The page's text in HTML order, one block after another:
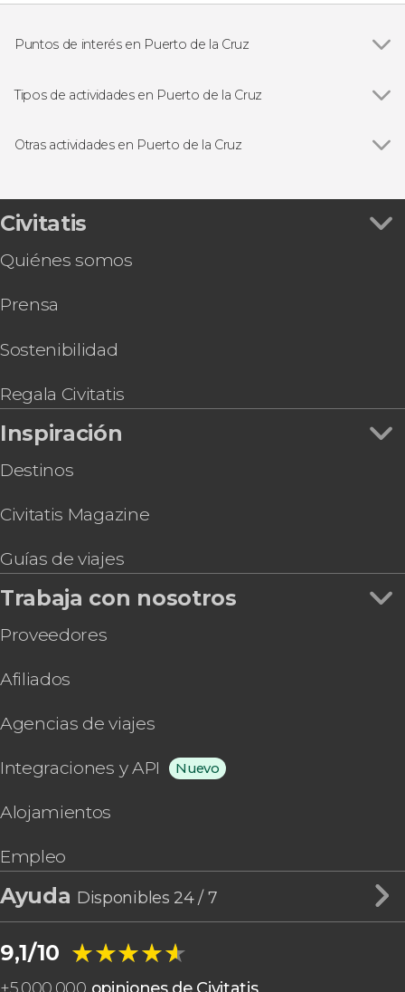
Puntos de interés en Puerto de la Cruz
Tipos de actividades en Puerto de la Cruz
Excursiones de un día
Otras actividades en Puerto de la Cruz
Tour en buggy por el Teide
Tour astronómico por el Teide desde el norte de
Paseo en goleta con avistamiento de cetáceos y
Entrada al teleférico del Teide + Senderismo al
Free tour por Puerto de la Cruz
Free tour de misterios y leyendas de Puerto de
la Cruz
Jeep safari por Icod de los Vinos, Garachico y
Tour en quad por La Orotava y el norte de
Civitatis
Quiénes somos
Prensa
Sostenibilidad
Regala Civitatis
Inspiración
Destinos
Civitatis Magazine
Guías de viajes
Trabaja con nosotros
Proveedores
Afiliados
Agencias de viajes
Integraciones y API Nuevo
Alojamientos
Empleo
Ayuda Disponibles 24 / 7
9,1/10 ★★★★★
★★★★★
+5.000.000 opiniones de Civitatis